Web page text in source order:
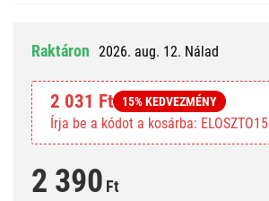
Raktáron 2026. aug. 12. Nálad
2 031 Ft 15% KEDVEZMÉNY
Írja be a kódot a kosárba: ELOSZTO15
2 390 Ft